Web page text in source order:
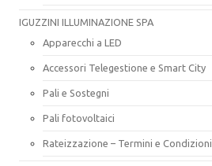
IGUZZINI ILLUMINAZIONE SPA
Apparecchi a LED
Accessori Telegestione e Smart City
Pali e Sostegni
Pali fotovoltaici
Rateizzazione – Termini e Condizioni